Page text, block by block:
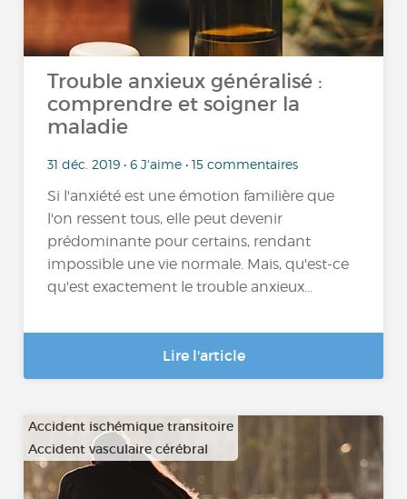
Trouble anxieux généralisé :
comprendre et soigner la
maladie
31 déc. 2019 • 6 J'aime • 15 commentaires
Si l'anxiété est une émotion familière que
l'on ressent tous, elle peut devenir
prédominante pour certains, rendant
impossible une vie normale. Mais, qu'est-ce
qu'est exactement le trouble anxieux...
Lire l'article
Accident ischémique transitoire
Accident vasculaire cérébral